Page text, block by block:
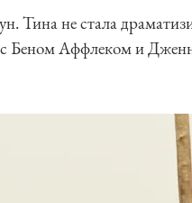
Тина не стала
Беном Аффлеком и